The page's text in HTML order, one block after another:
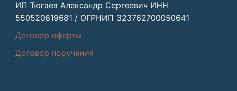
ИП Тюгаев Александр Сергеевич ИНН
550520619681 / ОГРНИП 323762700050641
Договор оферты
Договор поручения